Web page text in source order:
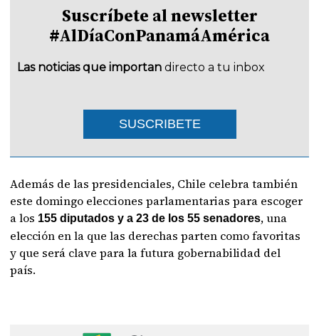
Suscríbete al newsletter
#AlDíaConPanamáAmérica
Las noticias que importan directo a tu inbox
SUSCRIBETE
Además de las presidenciales, Chile celebra también
este domingo elecciones parlamentarias para escoger
a los 155 diputados y a 23 de los 55 senadores, una
elección en la que las derechas parten como favoritas
y que será clave para la futura gobernabilidad del
país.